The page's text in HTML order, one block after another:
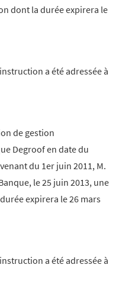
dont la durée expirera le
a été adressée à
de gestion
Degroof en date du
du 1er juin 2011, M.
le 25 juin 2013, une
expirera le 26 mars
a été adressée à